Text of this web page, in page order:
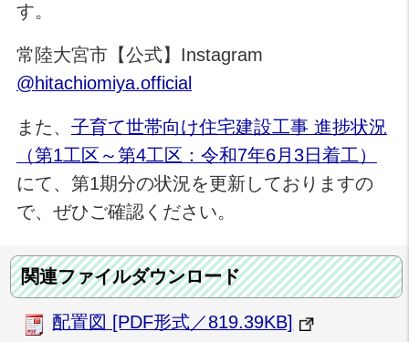
す。
常陸大宮市【公式】Instagram
@hitachiomiya.official
また、 子育て世帯向け住宅建設工事 進捗状況
（第1工区～第4工区：令和7年6月3日着工）
にて、第1期分の状況を更新しておりますの
で、ぜひご確認ください。
関連ファイルダウンロード
配置図 [PDF形式／819.39KB]